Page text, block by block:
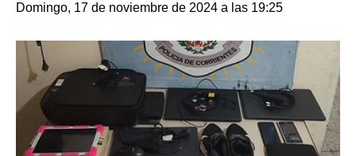
Domingo, 17 de noviembre de 2024 a las 19:25